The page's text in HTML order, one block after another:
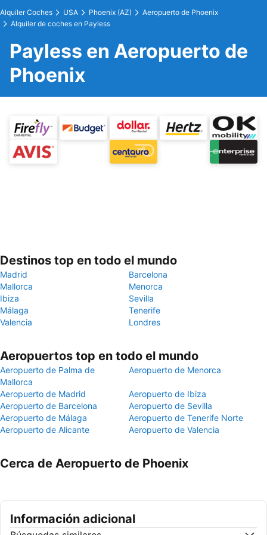
Alquiler Coches USA Phoenix (AZ)
Aeropuerto de Phoenix
Alquiler de coches en Payless
Payless en Aeropuerto de
Phoenix
Destinos top en todo el mundo
Madrid
Barcelona
Mallorca
Menorca
Ibiza
Sevilla
Málaga
Tenerife
Valencia
Londres
Aeropuertos top en todo el mundo
Aeropuerto de Palma de
Mallorca
Aeropuerto de Menorca
Aeropuerto de Madrid
Aeropuerto de Ibiza
Aeropuerto de Barcelona
Aeropuerto de Sevilla
Aeropuerto de Málaga
Aeropuerto de Tenerife Norte
Aeropuerto de Alicante
Aeropuerto de Valencia
Cerca de Aeropuerto de Phoenix
Información adicional